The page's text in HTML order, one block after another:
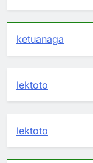
ketuanaga
lektoto
lektoto